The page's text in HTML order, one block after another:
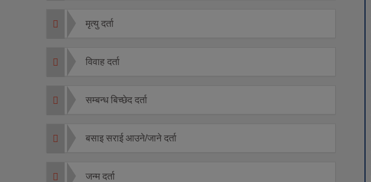
मृत्यु दर्ता
विवाह दर्ता
सम्बन्ध बिच्छेद दर्ता
बसाइ सराई आउने/जाने दर्ता
जन्म दर्ता